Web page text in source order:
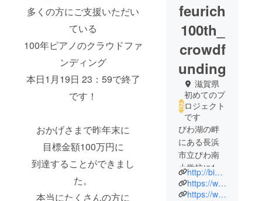
多くの方にご支援いただい
ている
100年ピアノのクラウドファ
ンディング
本日1月19日 23：59で終了
です！
おかげさまで昨年末に
目標金額100万円に
到達することができまし
た。
本当にたくさんの方に
feurich
100th_
crowdf
unding
滋賀県
初めてのプ
ロジェクト
です
びわ湖の畔
にある長浜
市立びわ南
小学校に100
年前に寄贈
された
http://biwaminami-es.nagahama.ed.jp/anniversary/
https://www.facebook.com/profile.php?id=100095017477686
https://www.instagram.com/feurich100th/